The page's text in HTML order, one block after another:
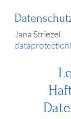
Jana Striezel